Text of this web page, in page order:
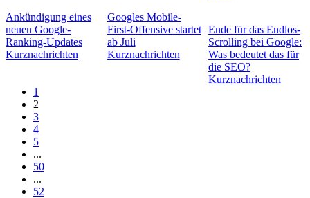
Ankündigung eines
neuen Google-
Ranking-Updates
Kurznachrichten
Googles Mobile-
First-Offensive startet
ab Juli
Kurznachrichten
Ende für das Endlos-
Scrolling bei Google:
Was bedeutet das für
die SEO?
Kurznachrichten
1
2
3
4
5
...
50
...
52